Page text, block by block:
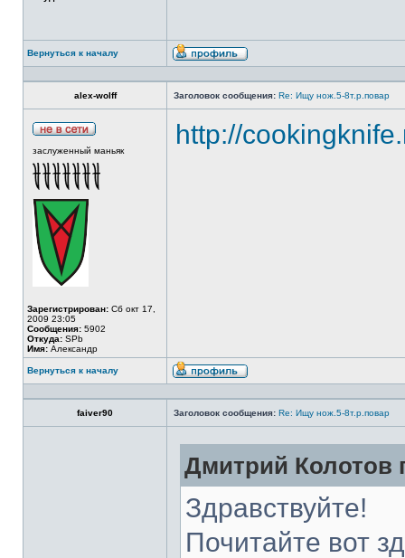
Вернуться к началу
alex-wolff Заголовок сообщения: Re: Ищу нож.5-8т.р.повар
заслуженный маньяк
Зарегистрирован: Сб окт 17,
2009 23:05
Сообщения: 5902
Откуда: SPb
Имя: Александр
http://
Вернуться к началу
faiver90 Заголовок сообщения: Re: Ищу нож.5-8т.р.повар
Дмитрий Колотов
Здравствуйте!
Почитайте вот